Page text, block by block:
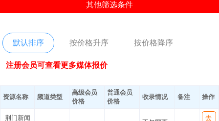
其他筛选条件
默认排序 按价格升序 按价格降序
注册会员可查看更多媒体报价
资源名称 频道类型
高级会员
价格
普通会员
价格
收录情况 备注 操作
荆门新闻
去